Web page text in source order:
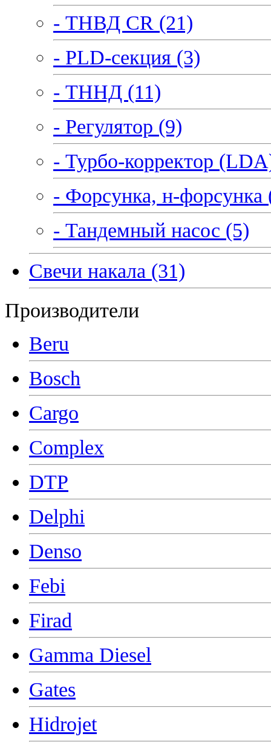
- ТНВД CR (21)
- PLD-секция (3)
- ТННД (11)
- Регулятор (9)
- Турбо-корректор
- Форсунка, н-форсунка
- Тандемный насос (5)
Свечи накала (31)
Производители
Beru
Bosch
Cargo
Complex
DTP
Delphi
Denso
Febi
Firad
Gamma Diesel
Gates
Hidrojet